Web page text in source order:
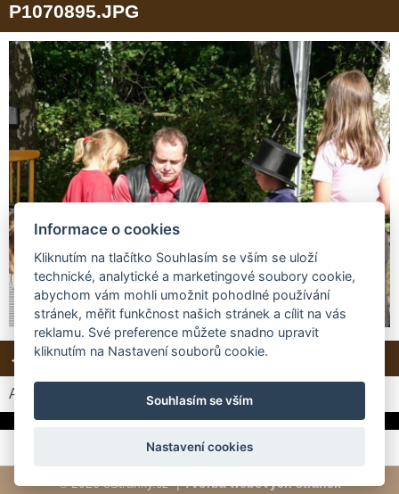
P1070895.JPG
← Předchozí Další → Zpět do složky
Automatické procházení: 3 | 4| |
© 2026 eStránky.cz | Tvorba webových stránek
Informace o cookies
Kliknutím na tlačítko Souhlasím se vším se uloží
technické, analytické a marketingové soubory cookie,
abychom vám mohli umožnit pohodlné používání
stránek, měřit funkčnost našich stránek a cílit na vás
reklamu. Své preference můžete snadno upravit
kliknutím na Nastavení souborů cookie.
Souhlasím se vším
Nastavení cookies